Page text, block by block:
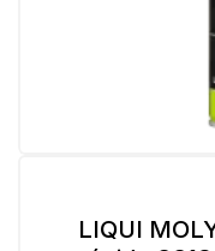
LIQUI